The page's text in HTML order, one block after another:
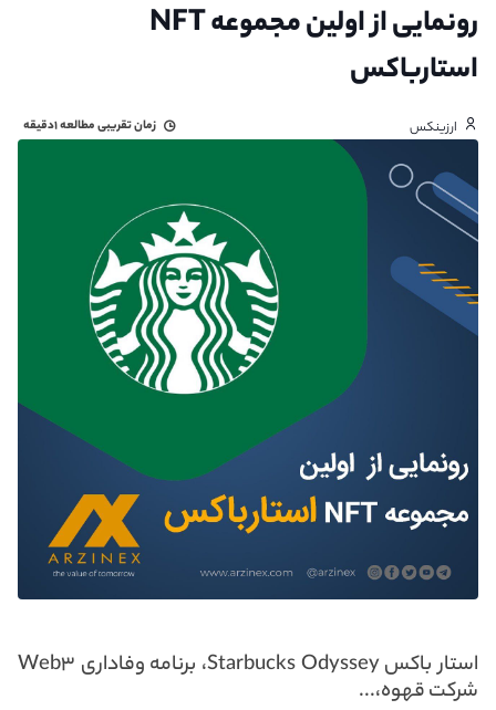
رونمایی از اولین مجموعه NFT
استارباکس
ارزینکس زمان تقریبی مطالعه۱دقیقه
استار باکس Starbucks Odyssey، برنامه وفاداری Web۳
شرکت قهوه،...